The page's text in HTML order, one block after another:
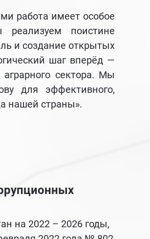
работа имеет особое
поистине
и создание открытых
шаг вперёд —
сектора. Мы
для эффективного,
нашей страны».
на 2022 – 2026 годы,